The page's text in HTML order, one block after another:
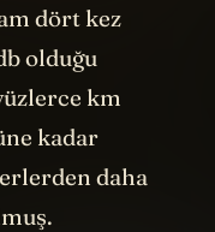
dört kez
olduğu
km
kadar
daha